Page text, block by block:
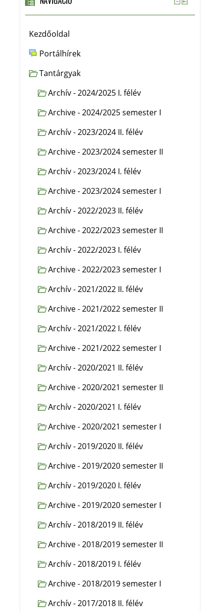
Kezdőoldal
Portálhírek
Tantárgyak
Archív - 2024/2025 I. félév
Archive - 2024/2025 semester I
Archív - 2023/2024 II. félév
Archive - 2023/2024 semester II
Archív - 2023/2024 I. félév
Archive - 2023/2024 semester I
Archív - 2022/2023 II. félév
Archive - 2022/2023 semester II
Archív - 2022/2023 I. félév
Archive - 2022/2023 semester I
Archív - 2021/2022 II. félév
Archive - 2021/2022 semester II
Archív - 2021/2022 I. félév
Archive - 2021/2022 semester I
Archív - 2020/2021 II. félév
Archive - 2020/2021 semester II
Archív - 2020/2021 I. félév
Archive - 2020/2021 semester I
Archív - 2019/2020 II. félév
Archive - 2019/2020 semester II
Archív - 2019/2020 I. félév
Archive - 2019/2020 semester I
Archív - 2018/2019 II. félév
Archive - 2018/2019 semester II
Archív - 2018/2019 I. félév
Archive - 2018/2019 semester I
Archív - 2017/2018 II. félév